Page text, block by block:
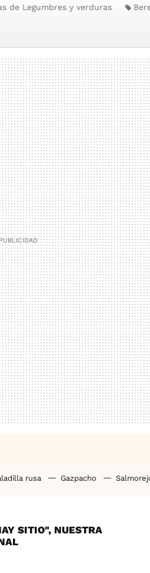
de Legumbres y verduras
rusa Gazpacho
SITIO", NUESTRA